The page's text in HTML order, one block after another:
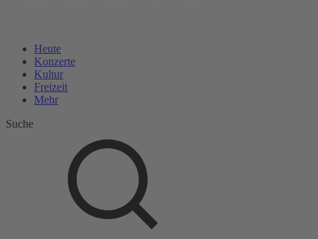
Heute
Konzerte
Kultur
Freizeit
Mehr
Suche